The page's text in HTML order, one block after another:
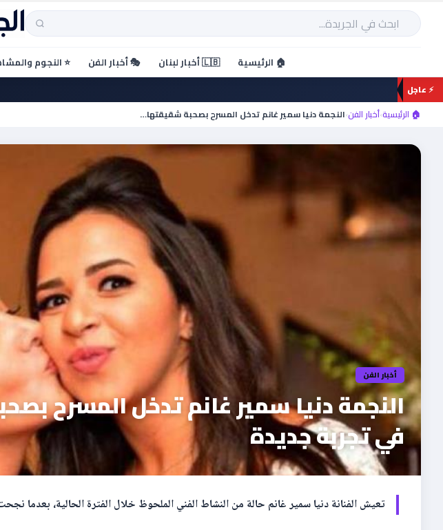
تخطي
المحتوى
بحث
🏠 الرئيسية 🇱🇧 أخبار لبنان 🎭 أخبار الفن ⭐ النجوم
⚡ عاجل
🏠 الرئيسية›أخبار الفن›النجمة دنيا سمير غانم تدخل المسرح بصحبة شقيقتها…
أخبار الفن
النجمة دنيا سمير غانم تدخل المسرح
في تجربة جديدة
تعيش الفنانة دنيا سمير غانم حالة من النشاط الفني الملحوظ خلال الفترة الحالية،